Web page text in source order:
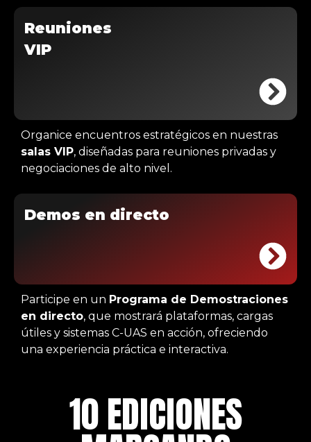
Reuniones
VIP
Organice encuentros estratégicos en nuestras
salas VIP, diseñadas para reuniones privadas y
negociaciones de alto nivel.
Demos en directo
Participe en un Programa de Demostraciones
en directo, que mostrará plataformas, cargas
útiles y sistemas C-UAS en acción, ofreciendo
una experiencia práctica e interactiva.
10 EDICIONES